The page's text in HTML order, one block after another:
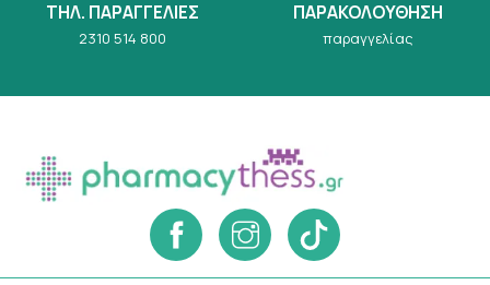
ΤΗΛ. ΠΑΡΑΓΓΕΛΙΕΣ
2310 514 800
ΠΑΡΑΚΟΛΟΥΘΗΣΗ
παραγγελίας